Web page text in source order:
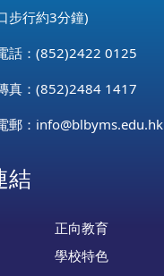
步行約3分鐘)
話：(852)2422 0125
真：(852)2484 1417
郵： info@blbyms.edu.hk
結
正向教育
學校特色